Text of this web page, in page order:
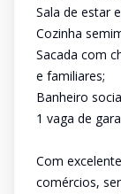
Sala de estar
Cozinha
Sacada com
e familiares;
Banheiro
1 vaga de
Com
comércios,